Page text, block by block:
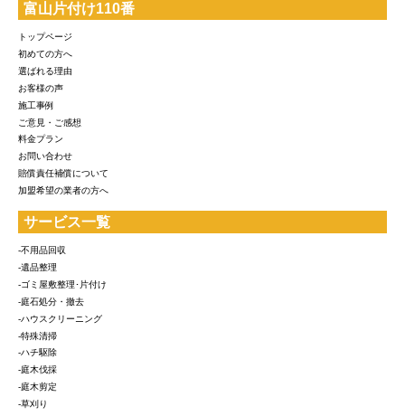
富山片付け110番
トップページ
初めての方へ
選ばれる理由
お客様の声
施工事例
ご意見・ご感想
料金プラン
お問い合わせ
賠償責任補償について
加盟希望の業者の方へ
サービス一覧
-不用品回収
-遺品整理
-ゴミ屋敷整理･片付け
-庭石処分・撤去
-ハウスクリーニング
-特殊清掃
-ハチ駆除
-庭木伐採
-庭木剪定
-草刈り